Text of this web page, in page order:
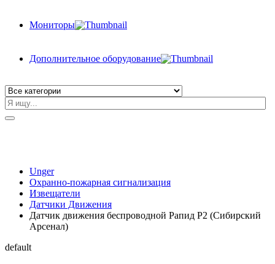
Мониторы
Дополнительное оборудование
Unger
Охранно-пожарная сигнализация
Извещатели
Датчики Движения
Датчик движения беспроводной Рапид Р2 (Сибирский
Арсенал)
default